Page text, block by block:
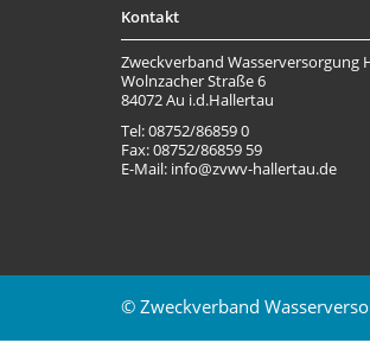
Kontakt
Zweckverband Wasserversorgung
Wolnzacher Straße 6
84072 Au i.d.Hallertau
Tel: 08752/86859 0
Fax: 08752/86859 59
E-Mail: info@zvwv-hallertau.de
© Zweckverband